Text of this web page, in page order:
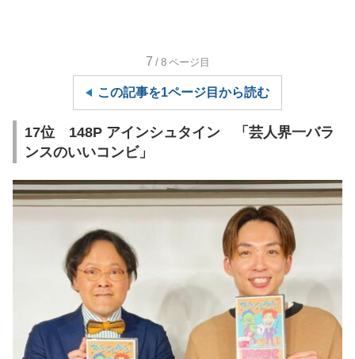
7 /8 ページ目
この記事を1ページ目から読む
17位 148P アインシュタイン 「芸人界一バラ
ンスのいいコンビ」